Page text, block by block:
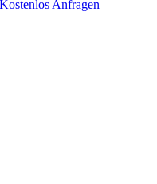
Kostenlos Anfragen